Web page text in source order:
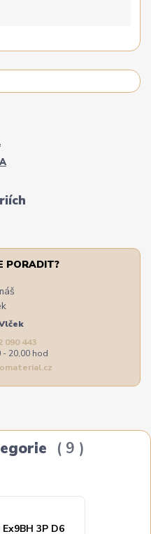
PORADIT?
090 443
20,00 hod
9